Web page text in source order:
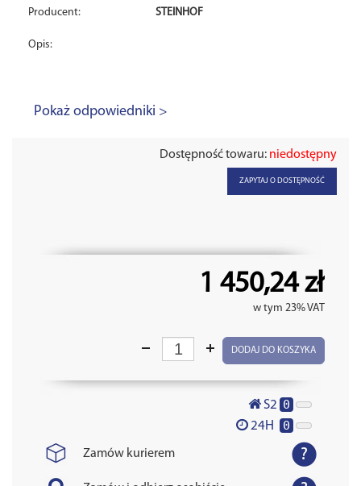
Producent: STEINHOF
Opis:
Pokaż odpowiedniki >
Dostępność towaru: niedostępny
ZAPYTAJ O DOSTĘPNOŚĆ
1 450,24 zł
w tym 23% VAT
DODAJ DO KOSZYKA
S2 0
24H 0
Zamów kurierem